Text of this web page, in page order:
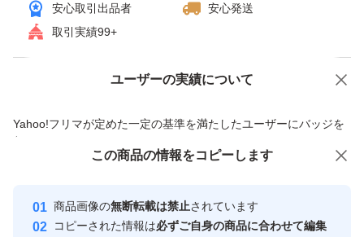
安心取引出品者
安心発送
取引実績99+
ユーザーの実績について
Yahoo!フリマが定めた一定の基準を満たしたユーザーにバッジを
付与しています
安心取引出品者
心・安全なユーザーです
価格の相談 商品への質問
この商品の情報をコピーします
商品画像の無断転載は禁止されています
コピーされた情報は必ずご自身の商品に合わせて編集
この商品をみている人にオススメ